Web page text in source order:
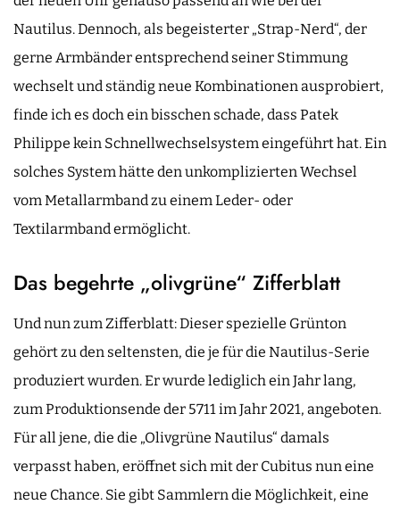
Nautilus. Dennoch, als begeisterter „Strap-Nerd“, der
gerne Armbänder entsprechend seiner Stimmung
wechselt und ständig neue Kombinationen ausprobiert,
finde ich es doch ein bisschen schade, dass Patek
Philippe kein Schnellwechselsystem eingeführt hat. Ein
solches System hätte den unkomplizierten Wechsel
vom Metallarmband zu einem Leder- oder
Textilarmband ermöglicht.
Das begehrte „olivgrüne“ Zifferblatt
Und nun zum Zifferblatt: Dieser spezielle Grünton
gehört zu den seltensten, die je für die Nautilus-Serie
produziert wurden. Er wurde lediglich ein Jahr lang,
zum Produktionsende der 5711 im Jahr 2021, angeboten.
Für all jene, die die „Olivgrüne Nautilus“ damals
verpasst haben, eröffnet sich mit der Cubitus nun eine
neue Chance. Sie gibt Sammlern die Möglichkeit, eine